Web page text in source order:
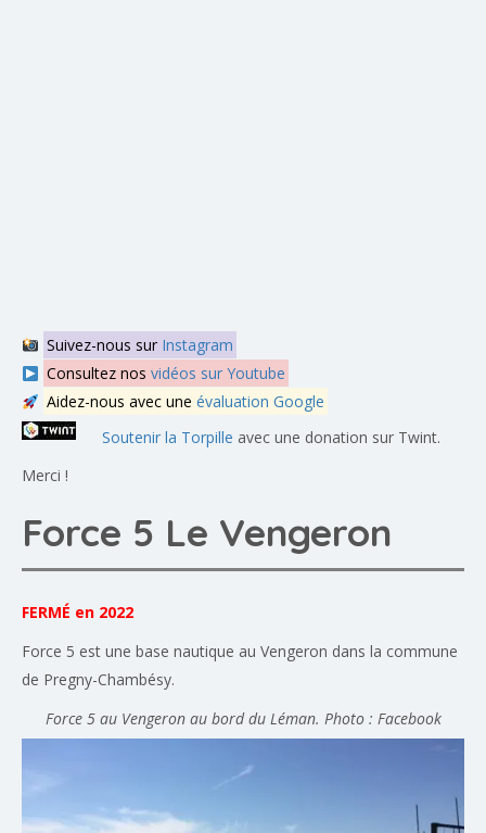
Suivez-nous sur Instagram
Consultez nos vidéos sur Youtube
Aidez-nous avec une évaluation Google
Soutenir la Torpille avec une donation sur Twint.
Merci !
Force 5 Le Vengeron
FERMÉ en 2022
Force 5 est une base nautique au Vengeron dans la commune
de Pregny-Chambésy.
Force 5 au Vengeron au bord du Léman. Photo : Facebook